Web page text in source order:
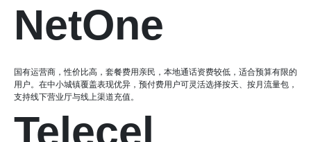
NetOne
国有运营商，性价比高，套餐费用亲民，本地通话资费较低，适合预算有限的
用户。在中小城镇覆盖表现优异，预付费用户可灵活选择按天、按月流量包，
支持线下营业厅与线上渠道充值。
Telecel